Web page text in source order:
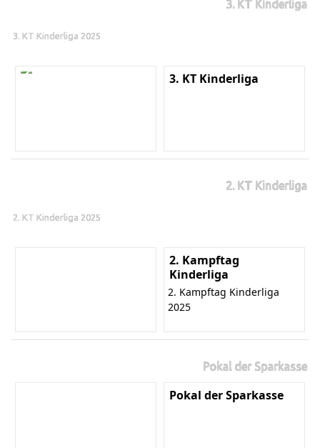
3. KT Kinderliga
3. KT Kinderliga 2025
3. KT Kinderliga
2. KT Kinderliga
2. KT Kinderliga 2025
2. Kampftag
Kinderliga
2. Kampftag Kinderliga
2025
Pokal der Sparkasse
Pokal der Sparkasse